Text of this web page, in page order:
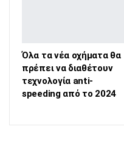
Όλα τα νέα οχήματα θα
πρέπει να διαθέτουν
τεχνολογία anti-
speeding από το 2024